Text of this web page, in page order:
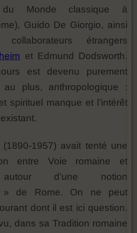
Monde classique à
Guido De Giorgio, ainsi
étrangers
et Edmund Dodsworth.
est devenu purement
plus, anthropologique :
spirituel manque et l’intérêt
1957) avait tenté une
entre Voie romaine et
autour d’une notion
» de Rome. On ne peut
dont il est ici question.
dans sa Tradition romaine